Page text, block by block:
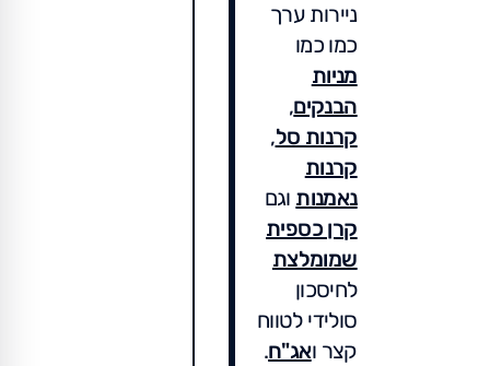
ניירות ערך
כמו כמו
מניות
הבנקים,
קרנות סל,
קרנות
נאמנות וגם
קרן כספית
שמומלצת
לחיסכון
סולידי לטווח
קצר ואג"ח.